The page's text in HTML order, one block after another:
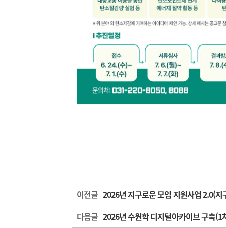
이전글 2026년 지구로운 모임 지원사업 2.0(
다음글 2026년 수원학 디지털아카이브 구축(1